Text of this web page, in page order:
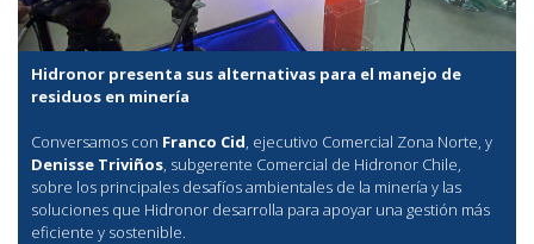
Hidronor presenta sus alternativas para el manejo de
residuos en minería
Conversamos con Franco Cid, ejecutivo Comercial Zona Norte, y
Denisse Triviños, subgerente Comercial de Hidronor Chile,
sobre los principales desafíos ambientales de la minería y las
soluciones que Hidronor desarrolla para apoyar una gestión más
eficiente y sostenible.